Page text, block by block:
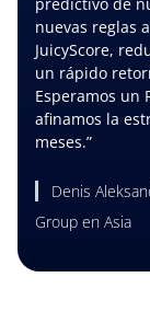
nuevas reglas
JuicyScore,
un rápido
Esperamos un
afinamos la
meses.”
Denis
Group en Asia